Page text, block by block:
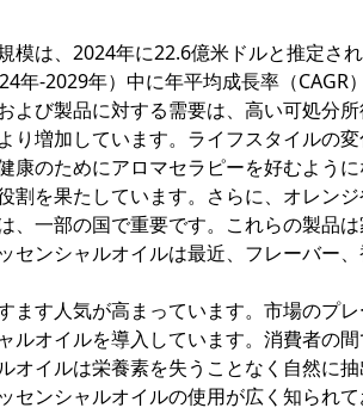
模は、2024年に22.6億米ドルと推定さ
-2029年）中に年平均成長率（CAGR
よび製品に対する需要は、高い可処分
り増加しています。ライフスタイルの
康のためにアロマセラピーを好むよう
割を果たしています。さらに、オレン
、一部の国で重要です。これらの製品
センシャルオイルは最近、フレーバー
ます人気が高まっています。市場のプ
ルオイルを導入しています。消費者の
オイルは栄養素を失うことなく自然に
センシャルオイルの使用が広く知られ